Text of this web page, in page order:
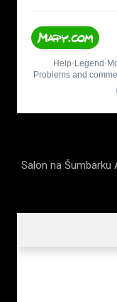
Salon na Šumbarku